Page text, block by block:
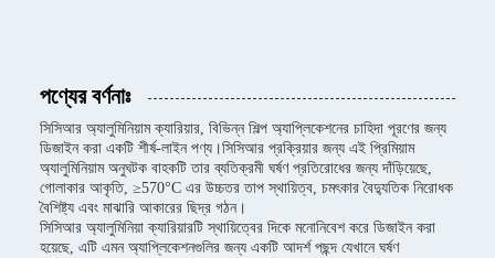
পণ্যের বর্ণনাঃ
সিসিআর অ্যালুমিনিয়াম ক্যারিয়ার, বিভিন্ন শিল্প অ্যাপ্লিকেশনের চাহিদা পূরণের জন্য
ডিজাইন করা একটি শীর্ষ-লাইন পণ্য।সিসিআর প্রক্রিয়ার জন্য এই প্রিমিয়াম
অ্যালুমিনিয়াম অনুঘটক বাহকটি তার ব্যতিক্রমী ঘর্ষণ প্রতিরোধের জন্য দাঁড়িয়েছে,
গোলাকার আকৃতি, ≥570°C এর উচ্চতর তাপ স্থায়িত্ব, চমৎকার বৈদ্যুতিক নিরোধক
বৈশিষ্ট্য এবং মাঝারি আকারের ছিদ্র গঠন।
সিসিআর অ্যালুমিনিয়া ক্যারিয়ারটি স্থায়িত্বের দিকে মনোনিবেশ করে ডিজাইন করা
হয়েছে, এটি এমন অ্যাপ্লিকেশনগুলির জন্য একটি আদর্শ পছন্দ যেখানে ঘর্ষণ